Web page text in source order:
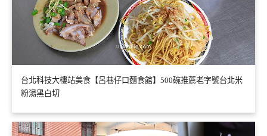
台北科技大樓站美食【呂巷仔口麵食館】500碗推薦老字號台北米
粉湯黑白切